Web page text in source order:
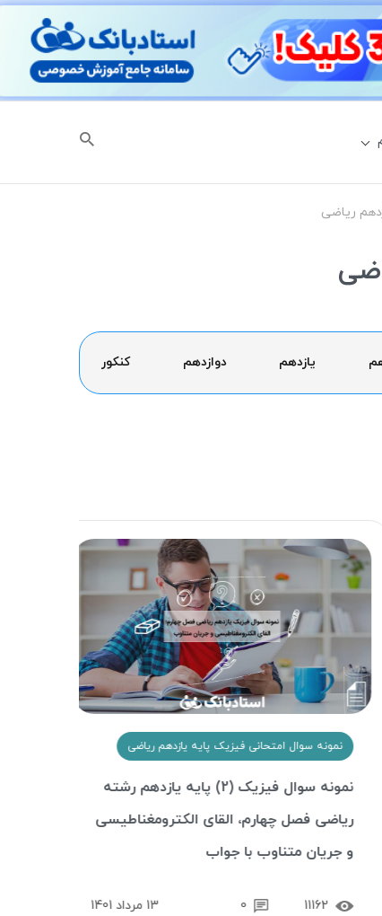
ریاضی
یازدهم دوازدهم کنکور
نمونه سوال امتحانی فیزیک پایه یازدهم ریاضی
نمونه سوال فیزیک (2) پایه یازدهم رشته
ریاضی فصل چهارم، القای الکترومغناطیسی
و جریان متناوب با جواب
11162
0